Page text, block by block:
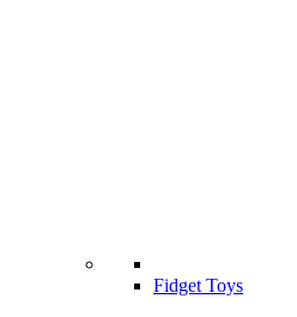
Fidget Toys